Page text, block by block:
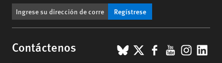
Regístrese
Contáctenos BlueSky
X Facebook
YouTube